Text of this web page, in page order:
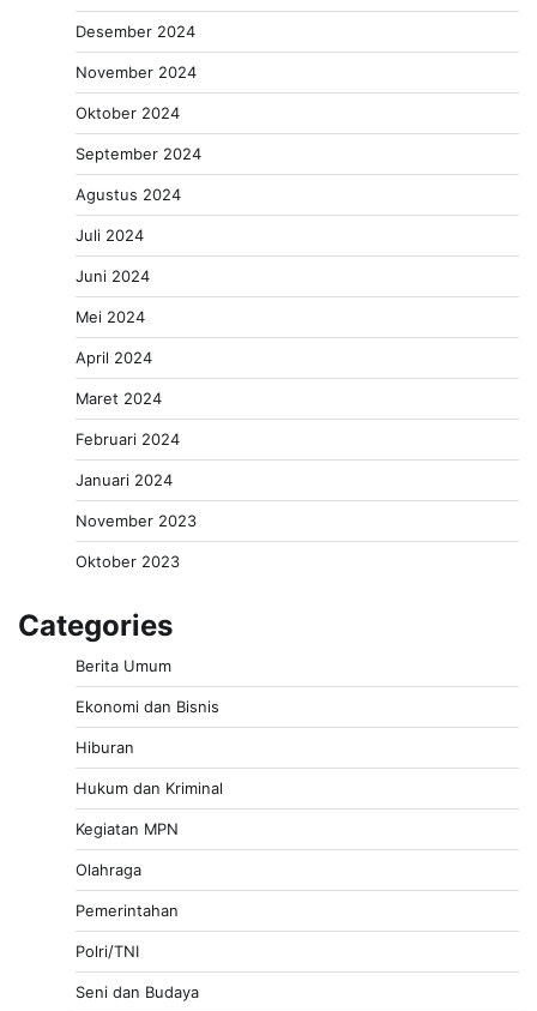
Desember 2024
November 2024
Oktober 2024
September 2024
Agustus 2024
Juli 2024
Juni 2024
Mei 2024
April 2024
Maret 2024
Februari 2024
Januari 2024
November 2023
Oktober 2023
Categories
Berita Umum
Ekonomi dan Bisnis
Hiburan
Hukum dan Kriminal
Kegiatan MPN
Olahraga
Pemerintahan
Polri/TNI
Seni dan Budaya